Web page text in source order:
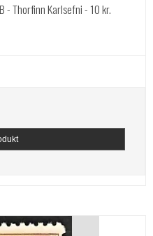
- Thorfinn Karlsefni - 10 kr.